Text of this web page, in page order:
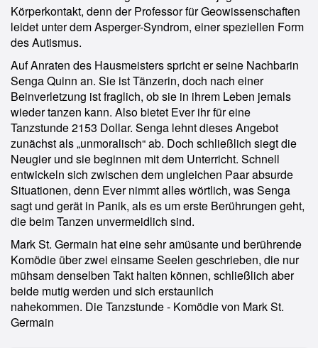
Körperkontakt, denn der Professor für Geowissenschaften
leidet unter dem Asperger-Syndrom, einer speziellen Form
des Autismus.
Auf Anraten des Hausmeisters spricht er seine Nachbarin
Senga Quinn an. Sie ist Tänzerin, doch nach einer
Beinverletzung ist fraglich, ob sie in ihrem Leben jemals
wieder tanzen kann. Also bietet Ever ihr für eine
Tanzstunde 2153 Dollar. Senga lehnt dieses Angebot
zunächst als „unmoralisch“ ab. Doch schließlich siegt die
Neugier und sie beginnen mit dem Unterricht. Schnell
entwickeln sich zwischen dem ungleichen Paar absurde
Situationen, denn Ever nimmt alles wörtlich, was Senga
sagt und gerät in Panik, als es um erste Berührungen geht,
die beim Tanzen unvermeidlich sind.
Mark St. Germain hat eine sehr amüsante und berührende
Komödie über zwei einsame Seelen geschrieben, die nur
mühsam denselben Takt halten können, schließlich aber
beide mutig werden und sich erstaunlich
nahekommen. Die Tanzstunde - Komödie von Mark St.
Germain